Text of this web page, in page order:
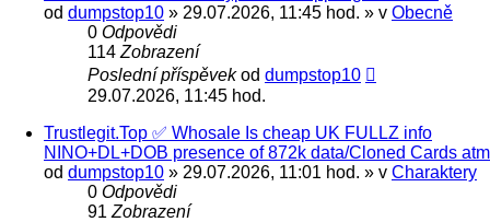
od dumpstop10 » 29.07.2026, 11:45 hod. » v Obecně
0 Odpovědi
114 Zobrazení
Poslední příspěvekod dumpstop10
29.07.2026, 11:45 hod.
Trustlegit.Top ✅ Whosale Is cheap UK FULLZ info
NINO+DL+DOB presence of 872k data/Cloned Cards atm
od dumpstop10 » 29.07.2026, 11:01 hod. » v Charaktery
0 Odpovědi
91 Zobrazení